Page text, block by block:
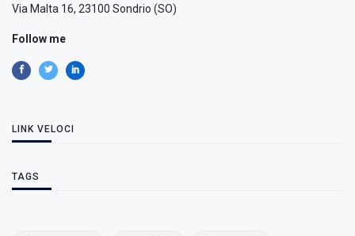
Via Malta 16, 23100 Sondrio (SO)
Follow me
LINK VELOCI
TAGS